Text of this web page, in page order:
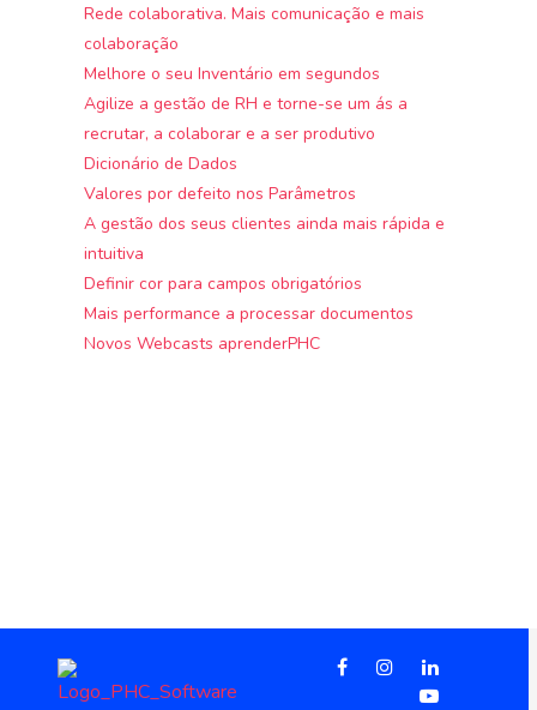
Rede colaborativa. Mais comunicação e mais
colaboração
Melhore o seu Inventário em segundos
Agilize a gestão de RH e torne-se um ás a
recrutar, a colaborar e a ser produtivo
Dicionário de Dados
Valores por defeito nos Parâmetros
A gestão dos seus clientes ainda mais rápida e
intuitiva
Definir cor para campos obrigatórios
Mais performance a processar documentos
Novos Webcasts aprenderPHC